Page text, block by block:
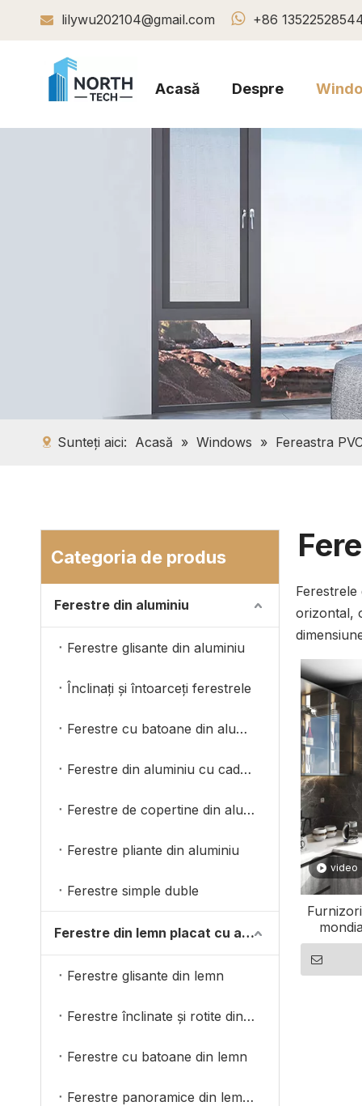
 lilywu202104@gmail.com  +86
Acasă Despre
Sunteți aici: Acasă » Windows » Fereastra
Categoria de produs
Ferestre din aluminiu
Ferestre glisante din aluminiu
Înclinați și întoarceți ferestrele
Ferestre cu batoane din aluminiu
Ferestre din aluminiu cu cadru îngust
Ferestre de copertine din aluminiu
Ferestre pliante din aluminiu
Ferestre simple duble
Ferestre din lemn placat cu aluminiu
Ferestre glisante din lemn
Ferestre înclinate și rotite din lemn
Ferestre cu batoane din lemn
Ferestre panoramice din lemn placat cu aluminiu
orizontal,
video
ferestre
din